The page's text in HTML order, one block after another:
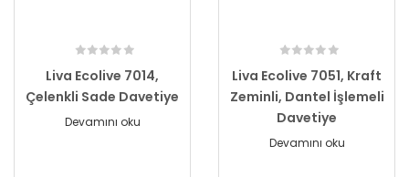
Liva Ecolive 7014,
Çelenkli Sade Davetiye
Devamını oku
Liva Ecolive 7051, Kraft
Zeminli, Dantel İşlemeli
Davetiye
Devamını oku